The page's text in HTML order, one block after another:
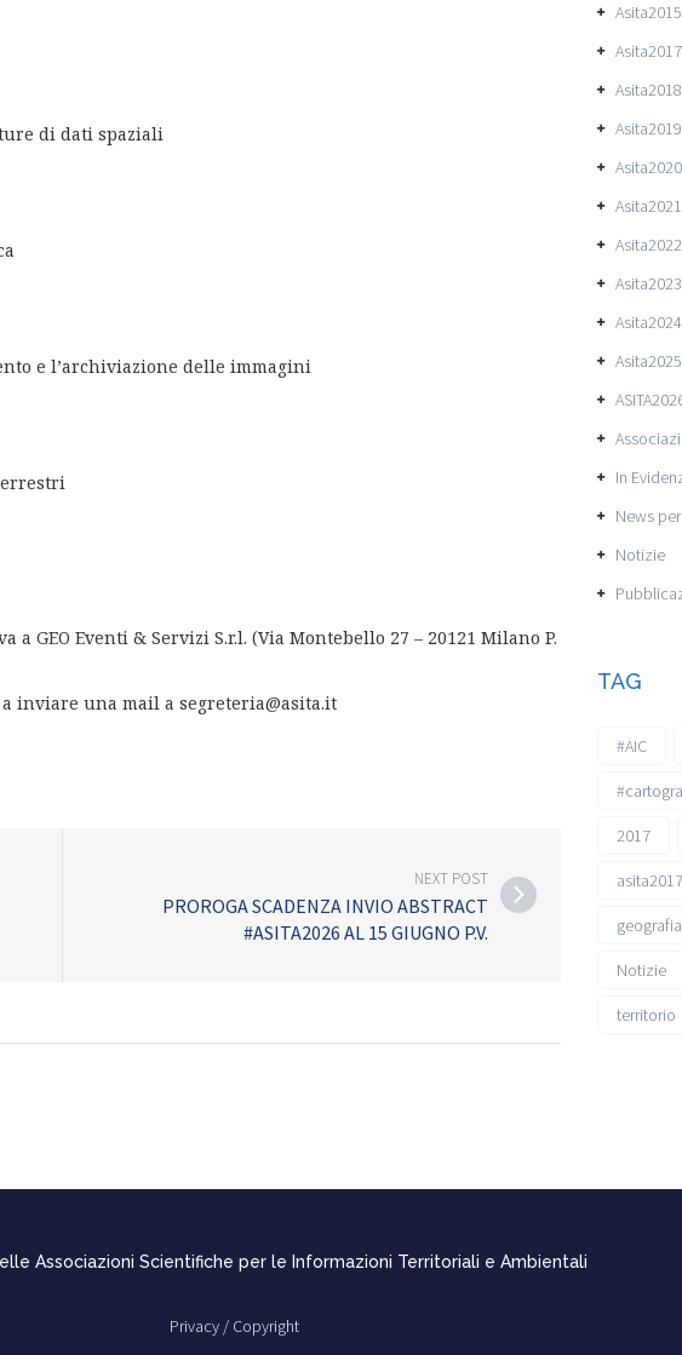
di dati spaziali
e l’archiviazione delle immagini
GEO Eventi & Servizi S.r.l. (Via Montebello 27 – 20121 Milano P.
inviare una mail a segreteria@asita.it
NEXT POST
PROROGA SCADENZA INVIO ABSTRACT
#ASITA2026 AL 15 GIUGNO P.V.
Asita2015
Asita2017
Asita2018
Asita2019
Asita2020
Asita2021
Asita2022
Asita2023
Asita2024
Asita2025
In
News
Notizie
TAG
#AIC
2017
asita2017
geografia
Notizie
territorio
Associazioni Scientifiche per le Informazioni Territoriali e Ambientali
Privacy / Copyright